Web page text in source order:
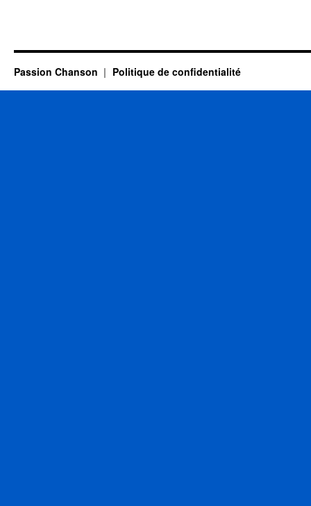
Passion Chanson Politique de confidentialité